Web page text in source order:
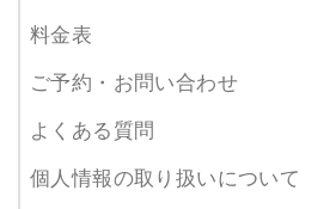
7
料金表
ご予約・お問い合わせ
よくある質問
個人情報の取り扱いについて